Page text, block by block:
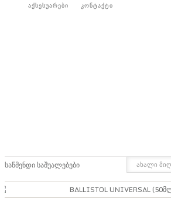
აქსესუარები კონტაქტი
საწმენდი საშუალებები